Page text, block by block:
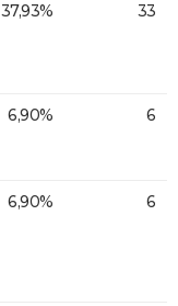
37,93% 33
6,90% 6
6,90% 6